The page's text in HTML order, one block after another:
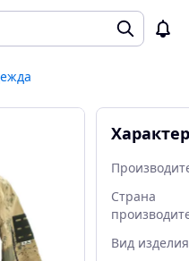
Страна
Вид изделия